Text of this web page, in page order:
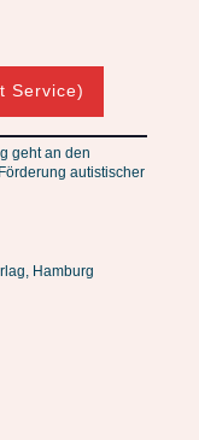
Service)
geht an den
autistischer
Hamburg